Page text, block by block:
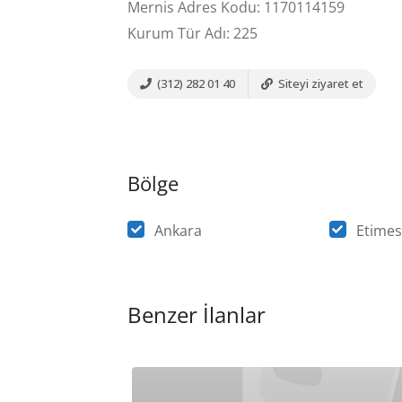
Mernis Adres Kodu: 1170114159
Kurum Tür Adı: 225
(312) 282 01 40 Siteyi ziyaret et
Bölge
Ankara
Benzer İlanlar